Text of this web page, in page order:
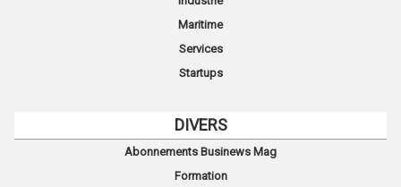
Maritime
Services
Startups
DIVERS
Abonnements Businews Mag
Formation